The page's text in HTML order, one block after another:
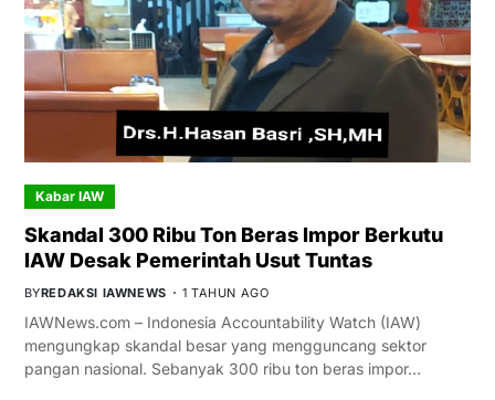
Kabar IAW
Skandal 300 Ribu Ton Beras Impor Berkutu
IAW Desak Pemerintah Usut Tuntas
BYREDAKSI IAWNEWS 1 TAHUN AGO
IAWNews.com – Indonesia Accountability Watch (IAW)
mengungkap skandal besar yang mengguncang sektor
pangan nasional. Sebanyak 300 ribu ton beras impor…